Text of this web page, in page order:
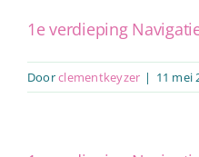
1e verdieping
Doorclementkeyzer | 11 mei